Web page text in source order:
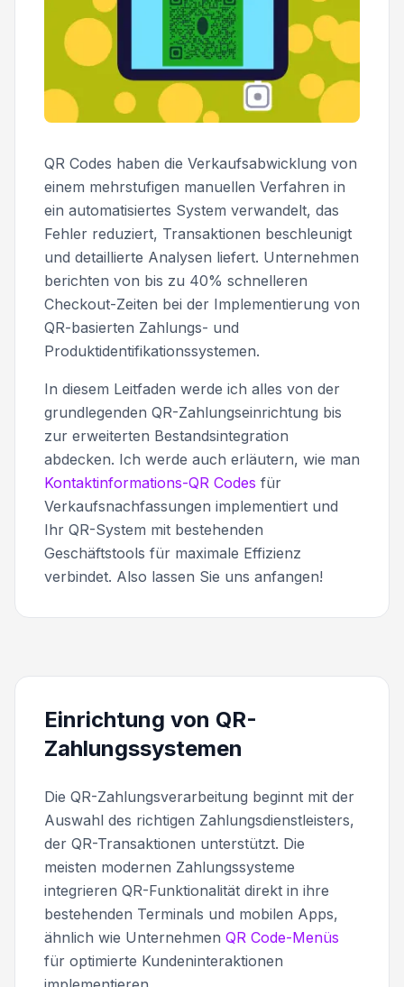
QR Codes haben die Verkaufsabwicklung von
einem mehrstufigen manuellen Verfahren in
ein automatisiertes System verwandelt, das
Fehler reduziert, Transaktionen beschleunigt
und detaillierte Analysen liefert. Unternehmen
berichten von bis zu 40% schnelleren
Checkout-Zeiten bei der Implementierung von
QR-basierten Zahlungs- und
Produktidentifikationssystemen.
In diesem Leitfaden werde ich alles von der
grundlegenden QR-Zahlungseinrichtung bis
zur erweiterten Bestandsintegration
abdecken. Ich werde auch erläutern, wie man
Kontaktinformations-QR Codes für
Verkaufsnachfassungen implementiert und
Ihr QR-System mit bestehenden
Geschäftstools für maximale Effizienz
verbindet. Also lassen Sie uns anfangen!
Einrichtung von QR-
Zahlungssystemen
Die QR-Zahlungsverarbeitung beginnt mit der
Auswahl des richtigen Zahlungsdienstleisters,
der QR-Transaktionen unterstützt. Die
meisten modernen Zahlungssysteme
integrieren QR-Funktionalität direkt in ihre
bestehenden Terminals und mobilen Apps,
ähnlich wie Unternehmen QR Code-Menüs
für optimierte Kundeninteraktionen